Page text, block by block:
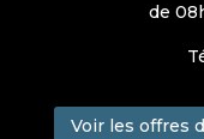
de
Voir les offres